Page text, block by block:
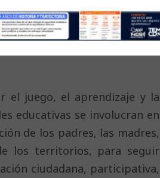
Fernández, destacó el
de su dependencia
el juego, el aprendizaje y la
educativas se involucran en
de los padres, las madres,
los territorios, para seguir
ciudadana, participativa,